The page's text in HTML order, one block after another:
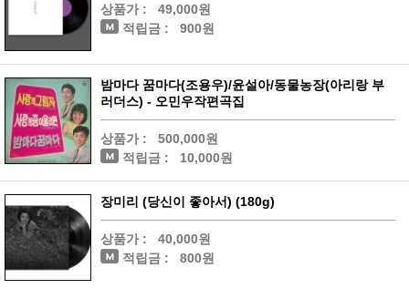
상품가 :
49,000원
적립금 :
900원
밤마다 꿈마다(조용우)/윤설아/동물농장(아리랑 부
러더스) - 오민우작편곡집
상품가 :
500,000원
적립금 :
10,000원
장미리 (당신이 좋아서) (180g)
상품가 :
40,000원
적립금 :
800원